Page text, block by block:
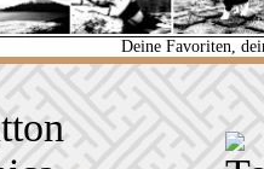
Deine Favoriten,